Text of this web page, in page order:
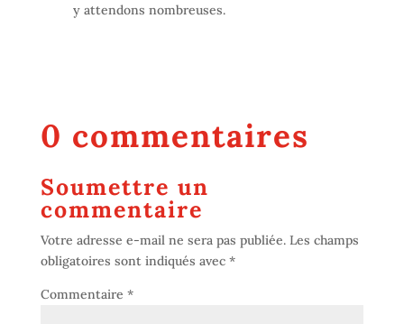
y attendons nombreuses.
0 commentaires
Soumettre un
commentaire
Votre adresse e-mail ne sera pas publiée. Les champs
obligatoires sont indiqués avec *
Commentaire *